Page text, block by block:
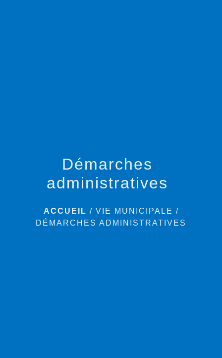
Démarches
administratives
ACCUEIL / VIE MUNICIPALE /
DÉMARCHES ADMINISTRATIVES